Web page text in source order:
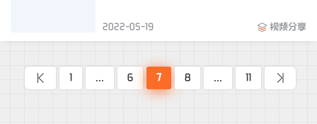
2022-05-19 视频分享
1 ... 6 7 8 ... 11